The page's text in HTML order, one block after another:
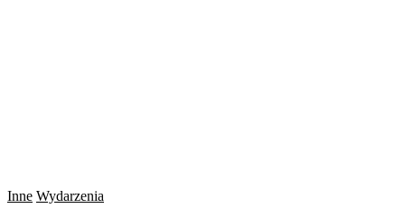
Inne Wydarzenia